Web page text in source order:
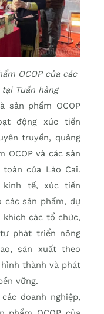
OCOP của các
Tuần hàng
sản phẩm OCOP
động xúc tiến
truyền, quảng
OCOP và các sản
của Lào Cai.
tế, xúc tiến
sản phẩm, dự
khích các tổ chức,
phát triển nông
sản xuất theo
thành và phát
vững.
doanh nghiệp,